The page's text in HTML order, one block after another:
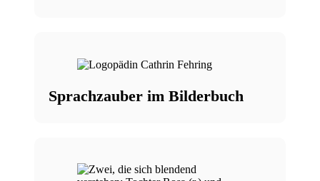
Sprachzauber im Bilderbuch